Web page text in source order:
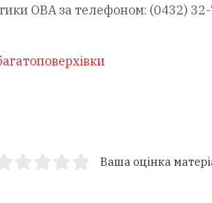
ОВА за телефоном: (0432)
Ваша оцінка